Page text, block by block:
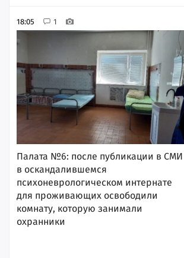
18:05 1
Палата №6: после публикации в СМИ
в оскандалившемся
психоневрологическом интернате
для проживающих освободили
комнату, которую занимали
охранники